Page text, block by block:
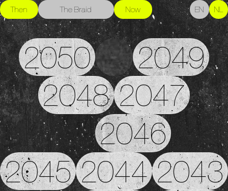
Then The Braid Now EN NL
2050
2049
2048 2047
2046
2045 2044 2043